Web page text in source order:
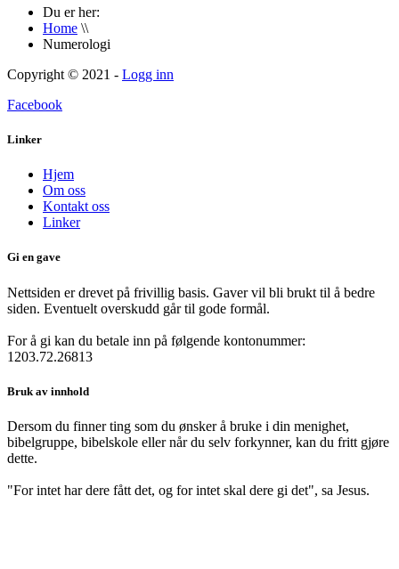
Du er her:
Home \\
Numerologi
Copyright © 2021 - Logg inn
Facebook
Linker
Hjem
Om oss
Kontakt oss
Linker
Gi en gave
Nettsiden er drevet på frivillig basis. Gaver vil bli brukt til å bedre
siden. Eventuelt overskudd går til gode formål.
For å gi kan du betale inn på følgende kontonummer:
1203.72.26813
Bruk av innhold
Dersom du finner ting som du ønsker å bruke i din menighet,
bibelgruppe, bibelskole eller når du selv forkynner, kan du fritt gjøre
dette.
"For intet har dere fått det, og for intet skal dere gi det", sa Jesus.